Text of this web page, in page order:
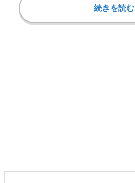
続きを読む